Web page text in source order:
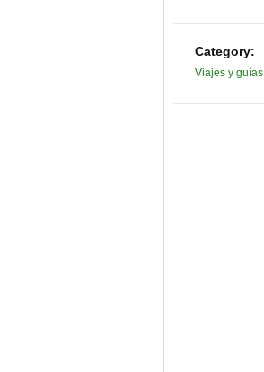
Category:
Viajes y guías